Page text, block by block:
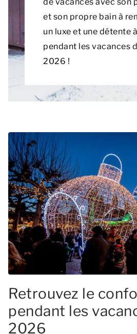
de vacances avec son
et son propre bain à
un luxe et une détente
pendant les vacances
2026 !
Retrouvez le
pendant les
2026